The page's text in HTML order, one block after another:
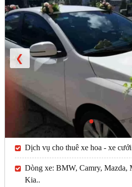
❮
Dịch vụ cho thuê xe hoa - xe cưới
Dòng xe: BMW, Camry, Mazda,
Kia..